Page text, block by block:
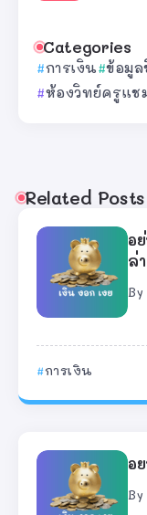
Categories
การเงิน ข้อมู
ห้องวิทย์ครูแช
Related Posts
อ
ล่า
By
การเงิน
อ
By